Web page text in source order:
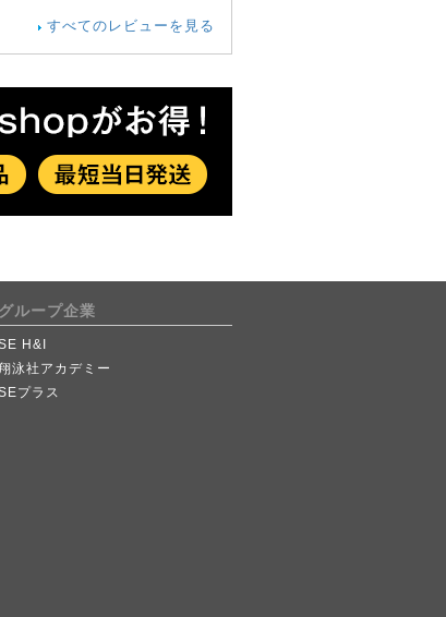
すべてのレビューを見る
グループ企業
H&I
泳社アカデミー
プラス